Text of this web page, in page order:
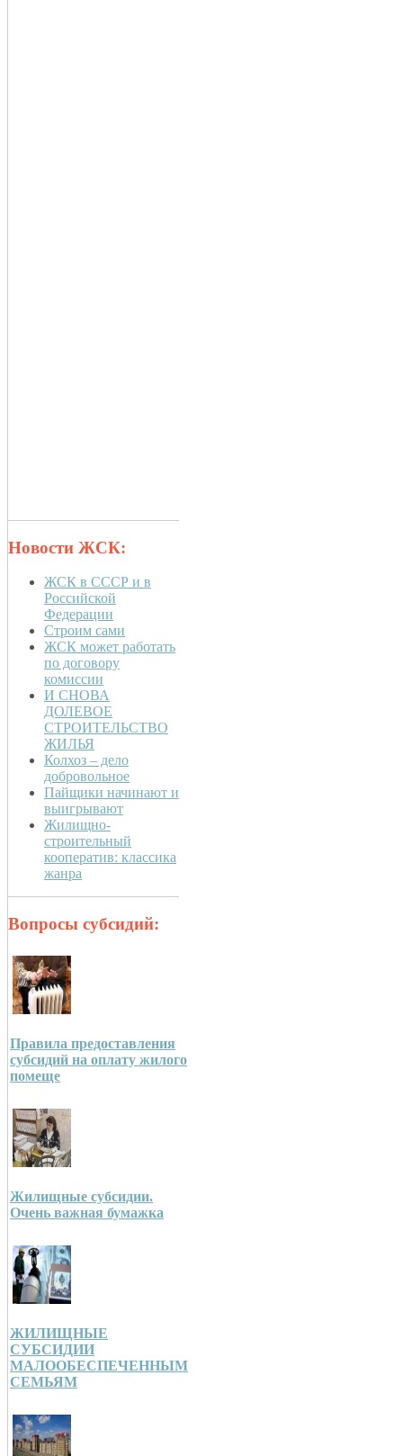
Новости ЖСК:
ЖСК в СССР и в
Российской
Федерации
Строим сами
ЖСК может работать
по договору
комиссии
И СНОВА
ДОЛЕВОЕ
СТРОИТЕЛЬСТВО
ЖИЛЬЯ
Колхоз – дело
добровольное
Пайщики начинают и
выигрывают
Жилищно-
строительный
кооператив: классика
жанра
Вопросы субсидий:
Правила предоставления
субсидий на оплату жилого
помеще
Жилищные субсидии.
Очень важная бумажка
ЖИЛИЩНЫЕ
СУБСИДИИ
МАЛООБЕСПЕЧЕННЫМ
СЕМЬЯМ